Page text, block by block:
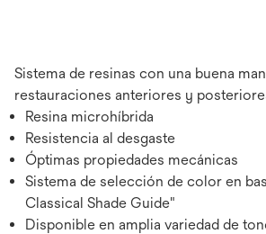
Sistema de resinas con una buena
restauraciones anteriores y
Resina microhíbrida
Resistencia al desgaste
Óptimas propiedades mecánicas
Sistema de selección de color en
Classical Shade Guide"
Disponible en amplia variedad de